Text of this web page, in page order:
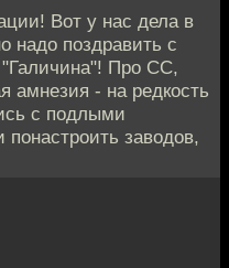
Вот у нас дела в
надо поздравить с
Про СС,
амнезия - на редкость
с подлыми
заводов,